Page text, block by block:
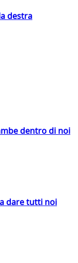
destra
dentro di noi
dare tutti noi